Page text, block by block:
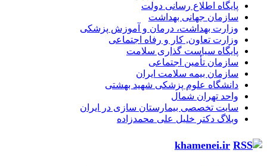
پایگاه اطلاع رسانی دولت
سازمان جهانی بهداشت
وزارت بهداشت، درمان و آموزش پزشکی
وزارت تعاون, کار و رفاه اجتماعی
پایگاه سیاست گذاری سلامت
سازمان تأمین اجتماعی
سازمان بیمه سلامت ایران
دانشگاه علوم پزشکی شهید بهشتی
واحد تهران شمال
سایت تخصصی بیمارستان سازی در ایران
وبلاگ دکتر خلیل علی محمدزاده
khamenei.ir